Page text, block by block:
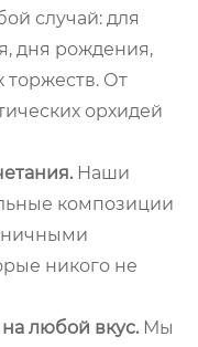
случай: для
дня рождения,
торжеств. От
орхидей
Наши
композиции
никого не
любой вкус. Мы